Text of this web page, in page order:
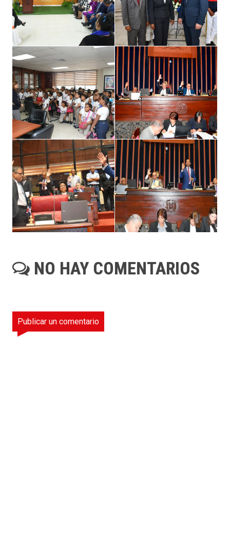
NO HAY COMENTARIOS
Publicar un comentario